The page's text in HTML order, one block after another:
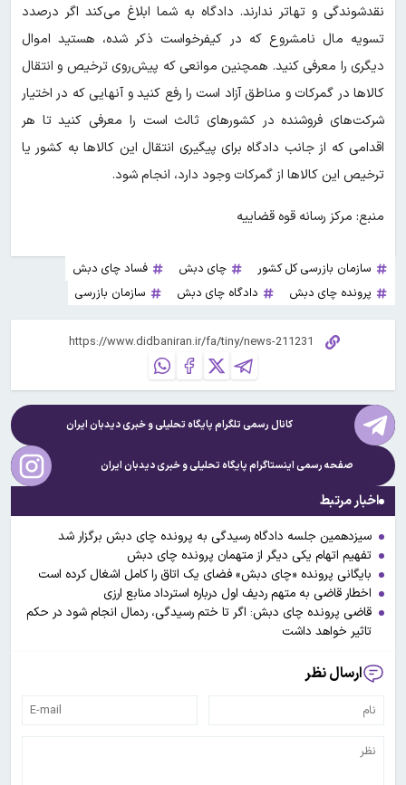
نقدشوندگی و تهاتر ندارند. دادگاه به شما ابلاغ می‌کند اگر درصدد
تسویه مال نامشروع که در کیفرخواست ذکر شده، هستید اموال
دیگری را معرفی کنید. همچنین موانعی که پیش‌روی ترخیص و انتقال
کالاها در گمرکات و مناطق آزاد است را رفع کنید و آنهایی که در اختیار
شرکت‌های فروشنده در کشورهای ثالث است را معرفی کنید تا هر
اقدامی که از جانب دادگاه برای پیگیری انتقال این کالاها به کشور یا
ترخیص این کالاها از گمرکات وجود دارد، انجام شود.
منبع: مرکز رسانه قوه قضاییه
سازمان بازرسی کل کشور چای دبش
فساد چای دبش
پرونده چای دبش
دادگاه چای دبش سازمان بازرسی
کانال رسمی تلگرام پایگاه تحلیلی و خبریدیدبان ایران
صفحه رسمی اینستاگرام پایگاه تحلیلی و خبریدیدبان ایران
اخبار مرتبط
سیزدهمین جلسه دادگاه رسیدگی به پرونده چای دبش برگزار شد
تفهیم اتهام یکی دیگر از متهمان پرونده چای دبش
بایگانی پرونده «چای دبش» فضای یک اتاق را کامل اشغال کرده است
اخطار قاضی به متهم ردیف اول درباره استرداد منابع ارزی
قاضی پرونده چای دبش: اگر تا ختم رسیدگی، ردمال انجام شود در حکم
تاثیر خواهد داشت
ارسال نظر